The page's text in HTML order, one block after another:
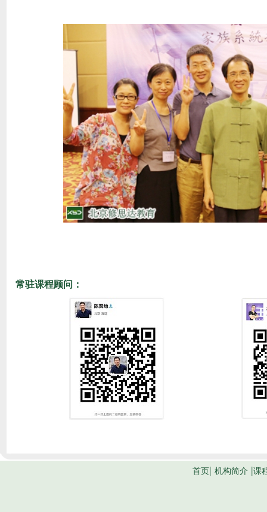
常驻课程顾问：